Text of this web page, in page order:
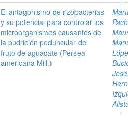
El antagonismo de rizobacterias
y su potencial para controlar los
microorganismos causantes de
la pudrición peduncular del
fruto de aguacate (Persea
americana Mill.)
José